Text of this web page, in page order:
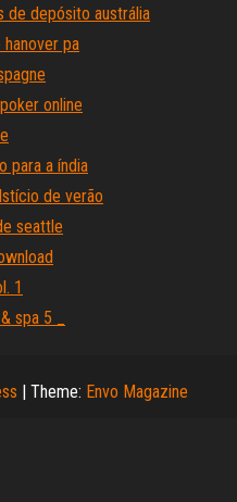
de depósito austrália
pa
online
para a índia
de verão
seattle
1
spa 5 _
| Theme: Envo Magazine